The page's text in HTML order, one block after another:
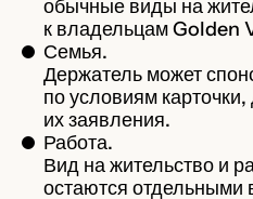
обычные виды на
к владельцам Golden
Семья.
Держатель может
по условиям
их заявления.
Работа.
Вид на жительство и
остаются отдельными